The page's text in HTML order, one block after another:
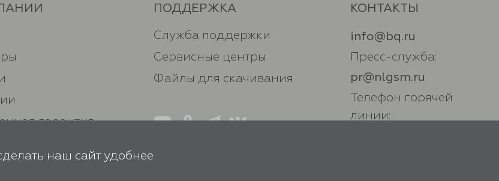
гарантия
конфиденциальности
ПОДДЕРЖКА
Служба поддержки
Сервисные центры
Файлы для скачивания
КОНТАКТЫ
info@bq.ru
Пресс-служба:
pr@nlgsm.ru
Телефон горячей
линии:
наш сайт удобнее